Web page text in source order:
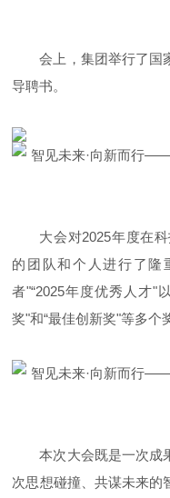
会上，集团举行了国
导聘书。
大会对2025年度在
的团队和个人进行了隆
者"“2025年度优秀人才"
奖"和“最佳创新奖"等多个
本次大会既是一次成
次思想碰撞、共谋未来的